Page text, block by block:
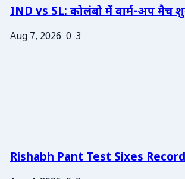
IND vs SL: कोलंबो में वार्म-अप मैच
Aug 7, 2026 0 3
Rishabh Pant Test Sixes